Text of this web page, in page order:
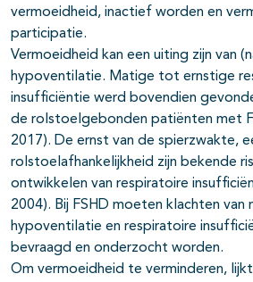
vermoeidheid, inactief worden en
participatie.
Vermoeidheid kan een uiting zijn van
hypoventilatie. Matige tot ernstige
insufficiëntie werd bovendien
de rolstoelgebonden patiënten met
2017). De ernst van de spierzwakte,
rolstoelafhankelijkheid zijn bekende
ontwikkelen van respiratoire
2004). Bij FSHD moeten klachten van
hypoventilatie en respiratoire
bevraagd en onderzocht worden.
Om vermoeidheid te verminderen, lijkt